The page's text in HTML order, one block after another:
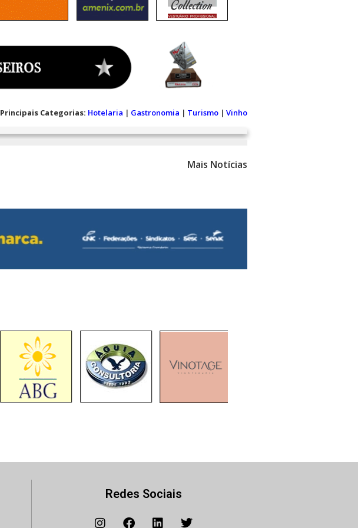
Principais Categorias: Hotelaria | Gastronomia | Turismo | Vinho
Mais Notícias
Redes Sociais